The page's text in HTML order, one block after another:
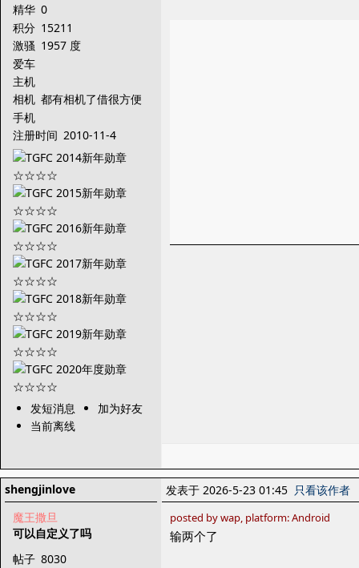
精华 0
积分 15211
激骚 1957 度
爱车
主机
相机 都有相机了借很方便
手机
注册时间 2010-11-4
发短消息
加为好友
当前离线
shengjinlove
魔王撒旦
可以自定义了吗
帖子 8030
发表于 2026-5-23 01:45 只看该作者
posted by wap, platform: Android
输两个了